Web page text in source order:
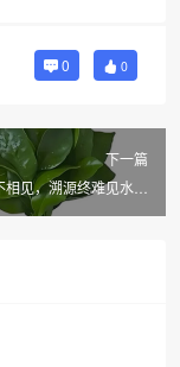
0 0
下一篇
见，溯源终难见水源
(广西市、县名)